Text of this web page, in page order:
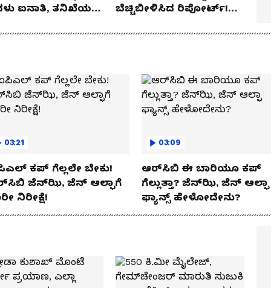
ಐನಾತಿ, ತನಿಖೆಯಲ್ಲಿ
ಬೆಚ್ಚಿಬೀಳಿಸಿದ ರಿಪೋರ್ಟ್!
ಸೀಕ್ರೆಟ್?
03:21
ಕಪ್‌ ಗೆಲ್ಲಲೇ ಬೇಕು!
ಜೆನ್‌ಝಿ, ಜೆನ್‌ ಆಲ್ಫಾಗೆ
ನಿರೀಕ್ಷೆ!
03:09
ಆರ್‌ಸಿಬಿ ಈ ಬಾರಿಯೂ ಕಪ್‌
ಗೆಲ್ಲುತ್ತಾ? ಜೆನ್‌ಝಿ, ಜೆನ್‌ ಆಲ್ಫಾ
ಫ್ಯಾನ್ಸ್ ಹೇಳೋದೇನು?